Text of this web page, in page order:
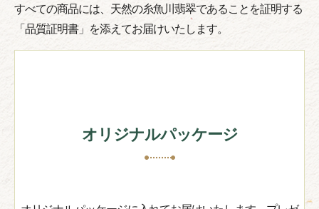
すべての商品には、天然の糸魚川翡翠であることを証明する
「品質証明書」を添えてお届けいたします。
オリジナルパッケージ